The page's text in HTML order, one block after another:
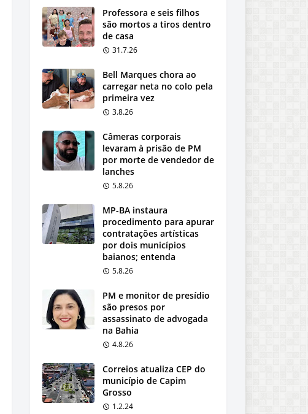
Professora e seis filhos
são mortos a tiros dentro
de casa
31.7.26
Bell Marques chora ao
carregar neta no colo pela
primeira vez
3.8.26
Câmeras corporais
levaram à prisão de PM
por morte de vendedor de
lanches
5.8.26
MP-BA instaura
procedimento para apurar
contratações artísticas
por dois municípios
baianos; entenda
5.8.26
PM e monitor de presídio
são presos por
assassinato de advogada
na Bahia
4.8.26
Correios atualiza CEP do
município de Capim
Grosso
1.2.24